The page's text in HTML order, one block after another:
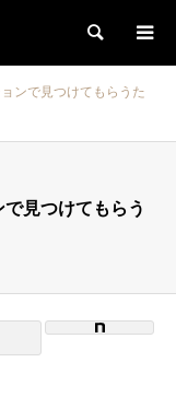
検索
ンで見つけてもらうた
見つけてもらう